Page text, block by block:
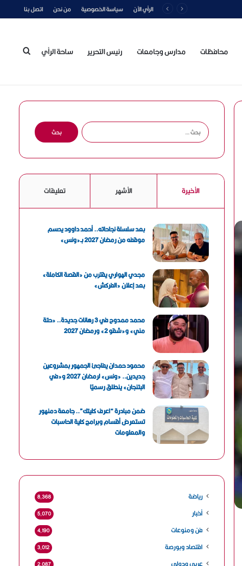
الرأي الآن سياسة الخصوصية من نحن اتصل بنا
محافظات مدارس وجامعات رئيس التحرير ساحة الرأي
ا
ل
ح
الأخيرة الأشهر تعليقات
بعد سلسلة نجاحاته.. أحمد داوود يحسم
موقفه من رمضان 2027 بـ«ونس»
مجدي الهواري يقترب من «القصة الكاملة»
بعد إعلان «الفركش»
محمد ممدوح في 3 رهانات جديدة.. «حتة
مني» و«شقو 2» ورمضان 2027
محمود حمدان يفاجئ الجمهور بمشروعين
جديدين.. «ونس» لرمضان 2027 و«في
البتنجان» ينطلق رسميًا
ضمن مبادرة “اعرف كليتك”.. جامعة دمنهور
تستعرض أقسام وبرامج كلية الحاسبات
والمعلومات
رياضة 8٬368
أخبار 5٬070
فن ومنوعات 4٬190
اقتصاد وبورصة 3٬012
عربي ودولي